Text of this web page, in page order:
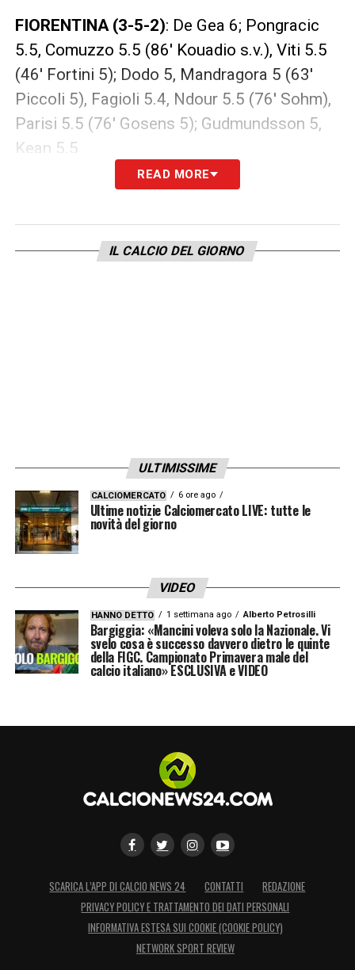
FIORENTINA (3-5-2): De Gea 6; Pongracic
5.5, Comuzzo 5.5 (86′ Kouadio s.v.), Viti 5.5
(46′ Fortini 5); Dodo 5, Mandragora 5 (63′
Piccoli 5), Fagioli 5.4, Ndour 5.5 (76′ Sohm),
Parisi 5.5 (76′ Gosens 5); Gudmundsson 5,
Kean 5.5
READ MORE
IL CALCIO DEL GIORNO
ULTIMISSIME
CALCIOMERCATO 6 ore ago
Ultime notizie Calciomercato LIVE: tutte le
novità del giorno
VIDEO
HANNO DETTO 1 settimana ago Alberto Petrosilli
Bargiggia: «Mancini voleva solo la Nazionale. Vi
svelo cosa è successo davvero dietro le quinte
della FIGC. Campionato Primavera male del
calcio italiano» ESCLUSIVA e VIDEO
SCARICA L’APP DI CALCIO NEWS 24 CONTATTI
REDAZIONE
PRIVACY POLICY E TRATTAMENTO DEI DATI PERSONALI
INFORMATIVA ESTESA SUI COOKIE (COOKIE POLICY)
NETWORK SPORT REVIEW